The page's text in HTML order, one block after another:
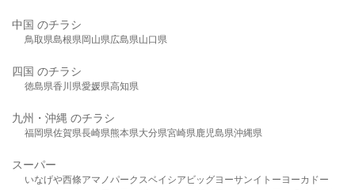
中国 のチラシ
鳥取県島根県岡山県広島県山口県
四国 のチラシ
徳島県香川県愛媛県高知県
九州・沖縄 のチラシ
福岡県佐賀県長崎県熊本県大分県宮崎県鹿児島県沖縄県
スーパー
いなげや西條アマノパークスベイシア ビッグヨーサンイトーヨーカドー